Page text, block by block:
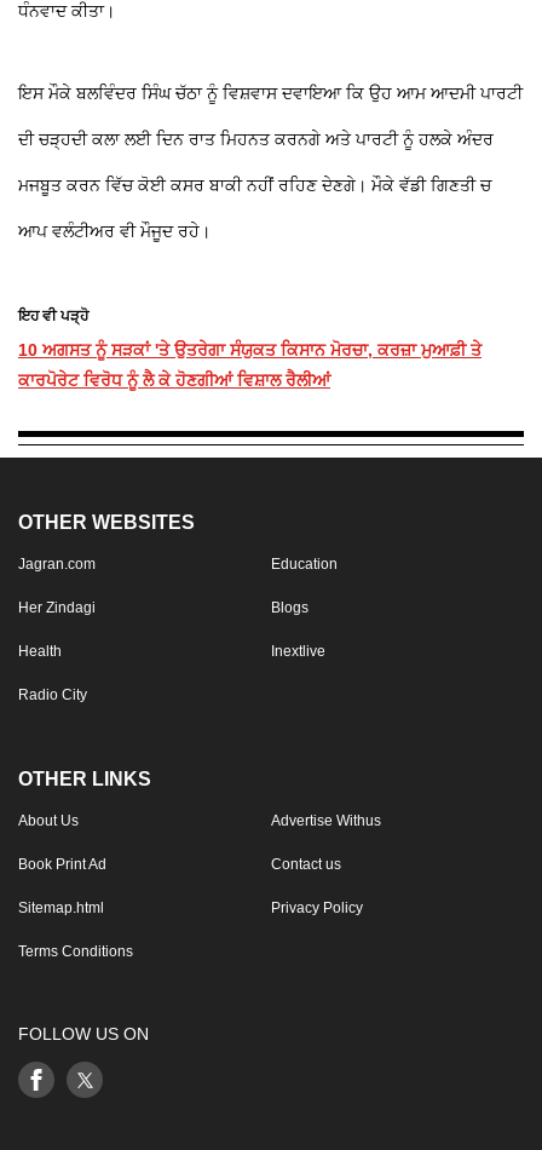
ਧੰਨਵਾਦ ਕੀਤਾ।
ਇਸ ਮੌਕੇ ਬਲਵਿੰਦਰ ਸਿੰਘ ਚੱਠਾ ਨੂੰ ਵਿਸ਼ਵਾਸ ਦਵਾਇਆ ਕਿ ਉਹ ਆਮ ਆਦਮੀ ਪਾਰਟੀ
ਦੀ ਚੜ੍ਹਦੀ ਕਲਾ ਲਈ ਦਿਨ ਰਾਤ ਮਿਹਨਤ ਕਰਨਗੇ ਅਤੇ ਪਾਰਟੀ ਨੂੰ ਹਲਕੇ ਅੰਦਰ
ਮਜਬੂਤ ਕਰਨ ਵਿੱਚ ਕੋਈ ਕਸਰ ਬਾਕੀ ਨਹੀਂ ਰਹਿਣ ਦੇਣਗੇ। ਮੌਕੇ ਵੱਡੀ ਗਿਣਤੀ ਚ
ਆਪ ਵਲੰਟੀਅਰ ਵੀ ਮੌਜੂਦ ਰਹੇ।
ਇਹ ਵੀ ਪੜ੍ਹੋ
10 ਅਗਸਤ ਨੂੰ ਸੜਕਾਂ 'ਤੇ ਉਤਰੇਗਾ ਸੰਯੁਕਤ ਕਿਸਾਨ ਮੋਰਚਾ, ਕਰਜ਼ਾ ਮੁਆਫ਼ੀ ਤੇ
ਕਾਰਪੋਰੇਟ ਵਿਰੋਧ ਨੂੰ ਲੈ ਕੇ ਹੋਣਗੀਆਂ ਵਿਸ਼ਾਲ ਰੈਲੀਆਂ
OTHER WEBSITES
Jagran.com Education
Her Zindagi Blogs
Health Inextlive
Radio City
OTHER LINKS
About Us Advertise Withus
Book Print Ad Contact us
Sitemap.html Privacy Policy
Terms Conditions
FOLLOW US ON